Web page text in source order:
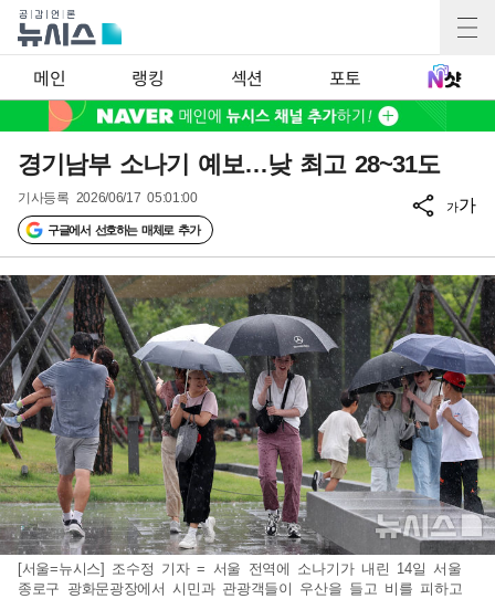
메인 랭킹 섹션 포토
경기남부 소나기 예보…낮 최고 28~31도
기사등록 2026/06/17 05:01:00
구글에서 선호하는 매체로 추가
가가
[서울=뉴시스] 조수정 기자 = 서울 전역에 소나기가 내린 14일 서울
종로구 광화문광장에서 시민과 관광객들이 우산을 들고 비를 피하고